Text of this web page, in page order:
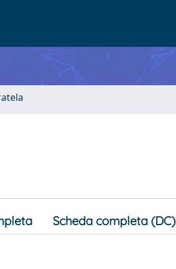
Scheda completa (DC)